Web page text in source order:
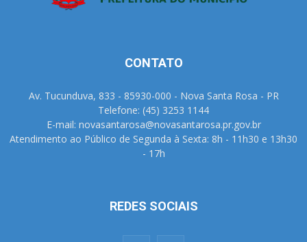
CONTATO
Av. Tucunduva, 833 - 85930-000 - Nova Santa Rosa - PR
Telefone: (45) 3253 1144
E-mail: novasantarosa@novasantarosa.pr.gov.br
Atendimento ao Público de Segunda à Sexta: 8h - 11h30 e 13h30
- 17h
REDES SOCIAIS